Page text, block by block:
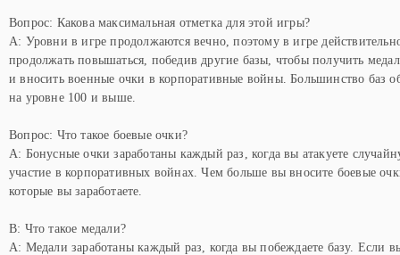
Вопрос: Какова максимальная отметка для этой игры?
A: Уровни в игре продолжаются вечно, поэтому в игре
продолжать повышаться, победив другие базы, чтобы получить
и вносить военные очки в корпоративные войны. Большинство баз
на уровне 100 и выше.
Вопрос: Что такое боевые очки?
A: Бонусные очки заработаны каждый раз, когда вы атакуете
участие в корпоративных войнах. Чем больше вы вносите боевые
которые вы заработаете.
В: Что такое медали?
A: Медали заработаны каждый раз, когда вы побеждаете базу. Если